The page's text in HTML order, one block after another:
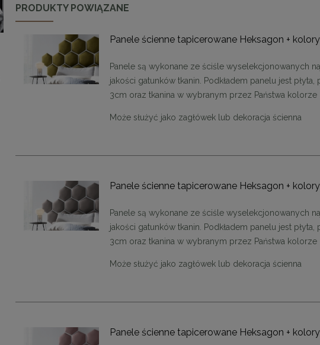
Panele ścienne tapicerowane 40 x 30
cm + kolory
Panele ścienne tapicerowane 70 x
cm + kolory
PRODUKTY POWIĄZANE
Panele ścienne tapicerowane Heksagon + kolory
Panele są wykonane ze ściśle wyselekcjonowanych
jakości gatunków tkanin. Podkładem panelu jest płyta,
3cm oraz tkanina w wybranym przez Państwa kolorze
Może służyć jako zagłówek lub dekoracja ścienna
Panele ścienne tapicerowane Heksagon + kolory
Panele są wykonane ze ściśle wyselekcjonowanych
jakości gatunków tkanin. Podkładem panelu jest płyta,
3cm oraz tkanina w wybranym przez Państwa kolorze
Może służyć jako zagłówek lub dekoracja ścienna
Panele ścienne tapicerowane Heksagon + kolory